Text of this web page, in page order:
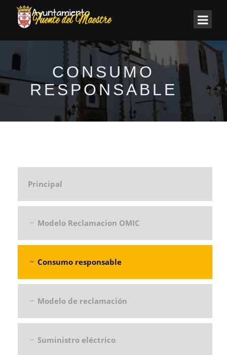
CONSUMO
RESPONSABLE
Principal
Modelo Reclamacion OMIC
Consumo responsable
Modelo de reclamación
Suministro eléctrico